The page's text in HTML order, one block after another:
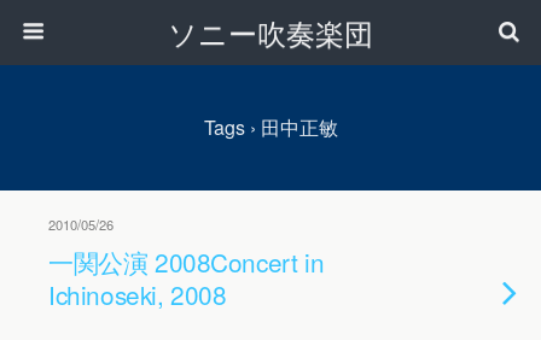
ソニー吹奏楽団
Tags › 田中正敏
2010/05/26
一関公演 2008Concert in
Ichinoseki, 2008